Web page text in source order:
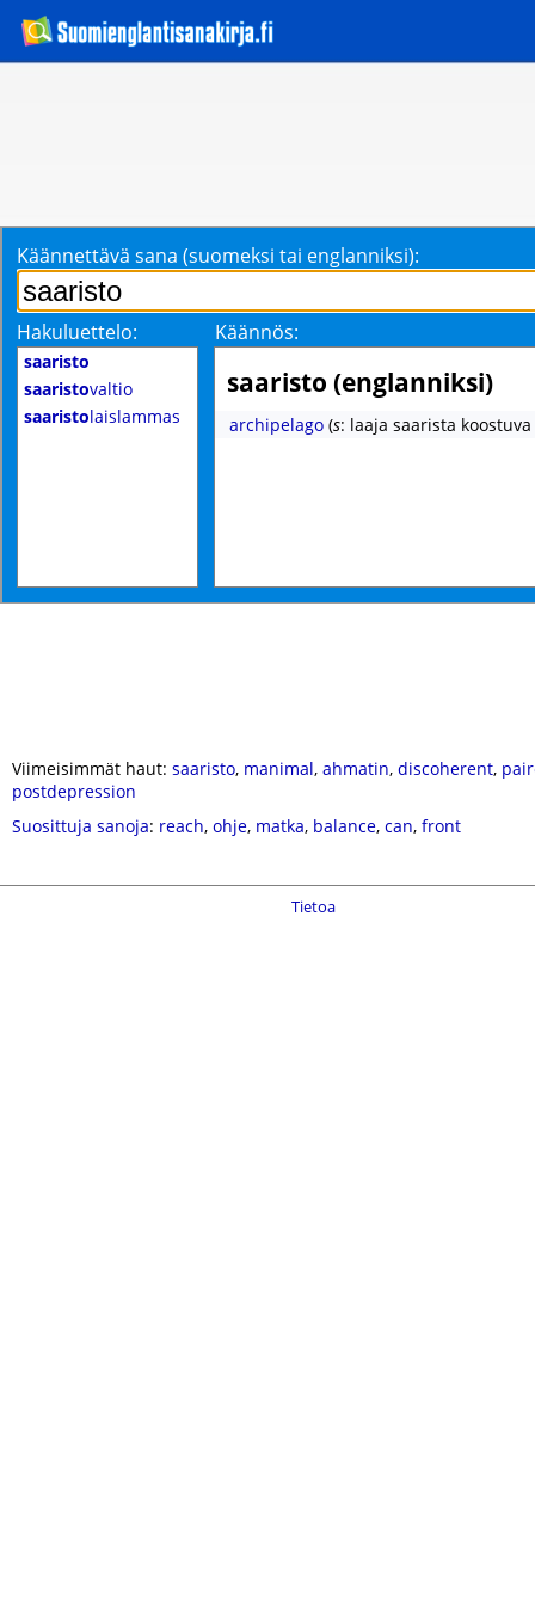
Käännettävä sana (suomeksi tai englanniksi):
Hakuluettelo: Käännös:
saaristo
saaristovaltio
saaristolaislammas
saaristo (englanniksi)
archipelago (s: laaja saarista
Viimeisimmät haut: saaristo, manimal, ahmatin, discoherent,
postdepression
Suosittuja sanoja: reach, ohje, matka, balance, can, front
Tietoa